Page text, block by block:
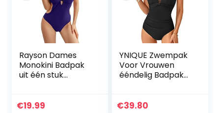
Rayson Dames
Monokini Badpak
uit één stuk
Badpak Side Cut-
€19.99
YNIQUE Zwempak
Voor Vrouwen
ééndelig Badpak
Zwemmen
€39.80